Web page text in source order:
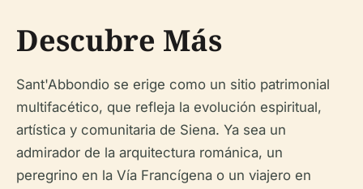
Descubre Más
Sant'Abbondio se erige como un sitio patrimonial
multifacético, que refleja la evolución espiritual,
artística y comunitaria de Siena. Ya sea un
admirador de la arquitectura románica, un
peregrino en la Vía Francígena o un viajero en